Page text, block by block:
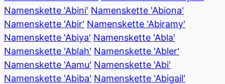
Namenskette 'Abini' Namenskette 'Abiona'
Namenskette 'Abir' Namenskette 'Abiramy'
Namenskette 'Abiya' Namenskette 'Abla'
Namenskette 'Ablah' Namenskette 'Abler'
Namenskette 'Aamu' Namenskette 'Abi'
Namenskette 'Abiba' Namenskette 'Abigail'